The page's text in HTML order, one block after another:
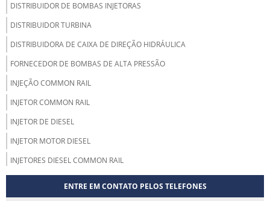
DISTRIBUIDOR DE BOMBAS INJETORAS
DISTRIBUIDOR TURBINA
DISTRIBUIDORA DE CAIXA DE DIREÇÃO HIDRÁULICA
FORNECEDOR DE BOMBAS DE ALTA PRESSÃO
INJEÇÃO COMMON RAIL
INJETOR COMMON RAIL
INJETOR DE DIESEL
INJETOR MOTOR DIESEL
INJETORES DIESEL COMMON RAIL
MANUTENÇÃO DE BICO INJETOR
ENTRE EM CONTATO PELOS TELEFONES